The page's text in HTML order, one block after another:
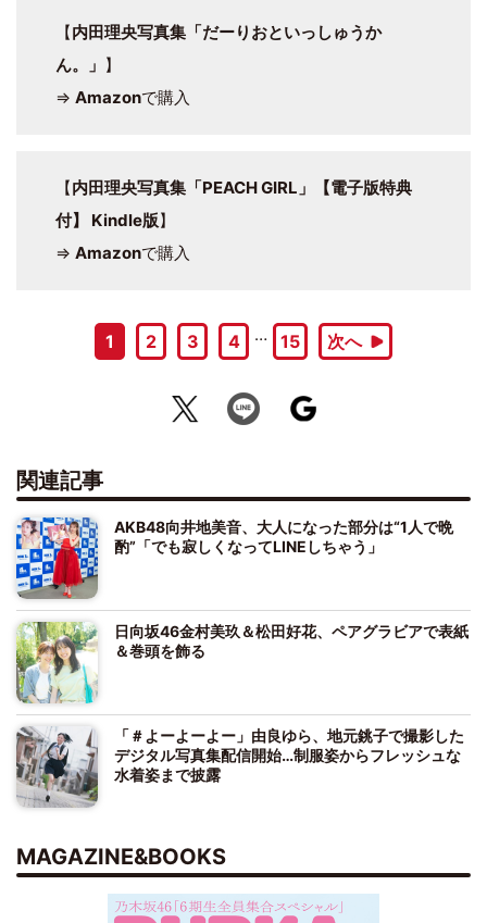
【内田理央写真集「だーりおといっしゅうか
ん。」 】
⇒ Amazonで購入
【内田理央写真集「PEACH GIRL」【電子版特典
付】 Kindle版】
⇒ Amazonで購入
1 2 3 4 … 15 次へ
関連記事
AKB48向井地美音、大人になった部分は“1人で晩
酌”「でも寂しくなってLINEしちゃう」
日向坂46金村美玖＆松田好花、ペアグラビアで表紙
＆巻頭を飾る
「＃よーよーよー」由良ゆら、地元銚子で撮影した
デジタル写真集配信開始…制服姿からフレッシュな
水着姿まで披露
MAGAZINE&BOOKS